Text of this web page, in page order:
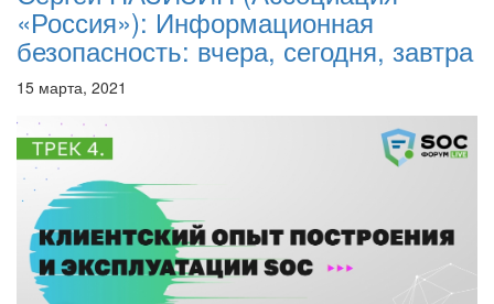
«Россия»): Информационная
безопасность: вчера, сегодня, завтра
15 марта, 2021